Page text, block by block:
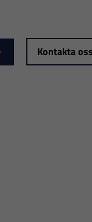
Kontakta oss